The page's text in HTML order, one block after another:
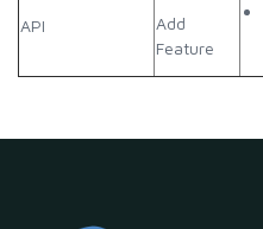
API
Add
Feature